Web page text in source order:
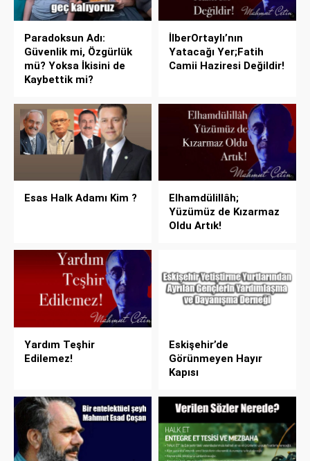
Paradoksun Adı:
Güvenlik mi, Özgürlük
mü? Yoksa İkisini de
Kaybettik mi?
İlberOrtaylı’nın
Yatacağı Yer;Fatih
Camii Haziresi Değildir!
Esas Halk Adamı Kim ?
Elhamdülillâh;
Yüzümüz de Kızarmaz
Oldu Artık!
Yardım Teşhir
Edilemez!
Eskişehir’de
Görünmeyen Hayır
Kapısı